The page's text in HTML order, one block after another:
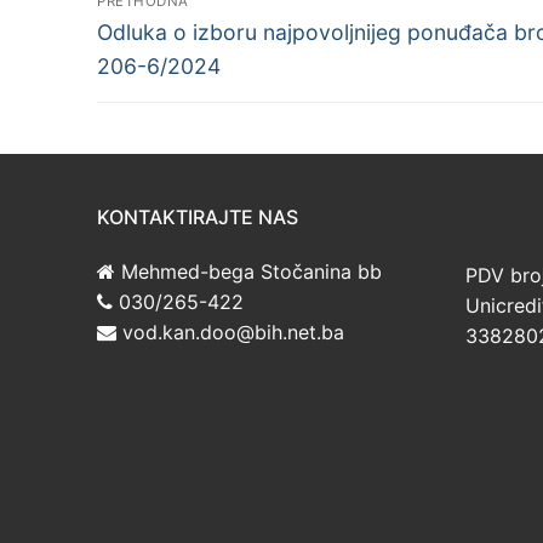
objava
Previous
post:
Odluka o izboru najpovoljnijeg ponuđača
206-6/2024
KONTAKTIRAJTE NAS
Mehmed-bega Stočanina bb
030/265-422
vod.kan.doo@bih.net.ba
PDV